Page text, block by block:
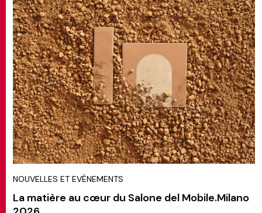
NOUVELLES ET EVÈNEMENTS
La matière au cœur du Salone del Mobile.Milano